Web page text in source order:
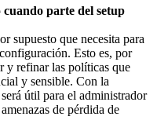
parte del setup
supuesto que necesita para
Esto es, por
y refinar las políticas que
y sensible. Con la
útil para el administrador
de pérdida de